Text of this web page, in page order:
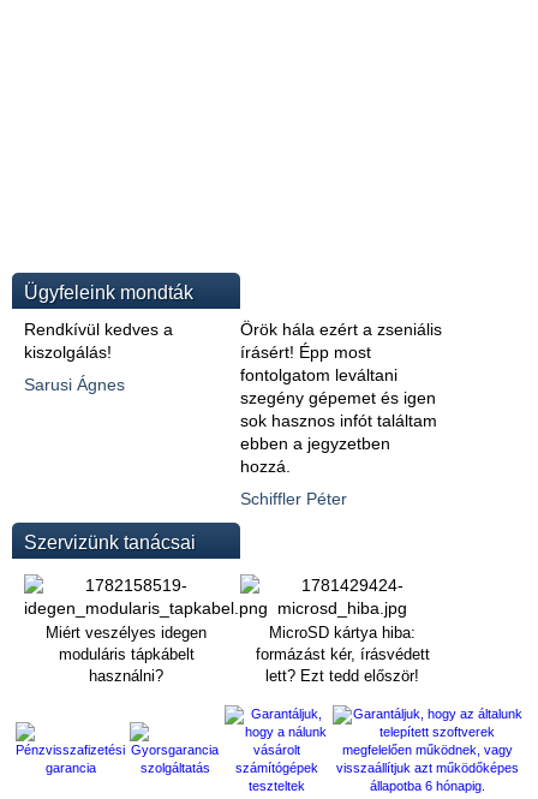
Ügyfeleink mondták
Rendkívül kedves a
kiszolgálás!
Sarusi Ágnes
Örök hála ezért a zseniális
írásért! Épp most
fontolgatom leváltani
szegény gépemet és igen
sok hasznos infót találtam
ebben a jegyzetben
hozzá.
Schiffler Péter
Szervizünk tanácsai
Miért veszélyes idegen
moduláris tápkábelt
használni?
MicroSD kártya hiba:
formázást kér, írásvédett
lett? Ezt tedd először!